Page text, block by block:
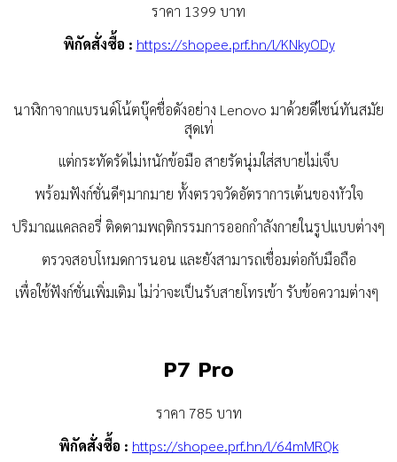
ราคา 1399 บาท
พิกัดสั่งซื้อ : https://shopee.prf.hn/l/KNkyODy
นาฬิกาจากแบรนด์โน้ตบุ๊คชื่อดังอย่าง Lenovo มาด้วยดีไซน์ทันสมัย
สุดเท่
แต่กระทัดรัดไม่หนักข้อมือ สายรัดนุ่มใส่สบายไม่เจ็บ
พร้อมฟังก์ชั่นดีๆมากมาย ทั้งตรวจวัดอัตราการเต้นของหัวใจ
ปริมาณแคลลอรี่ ติดตามพฤติกรรมการออกกำลังกายในรูปแบบต่างๆ
ตรวจสอบโหมดการนอน และยังสามารถเชื่อมต่อกับมือถือ
เพื่อใช้ฟังก์ชั่นเพิ่มเติมไม่ว่าจะเป็นรับสายโทรเข้า รับข้อความต่างๆ
P7 Pro
ราคา 785 บาท
พิกัดสั่งซื้อ : https://shopee.prf.hn/l/64mMRQk